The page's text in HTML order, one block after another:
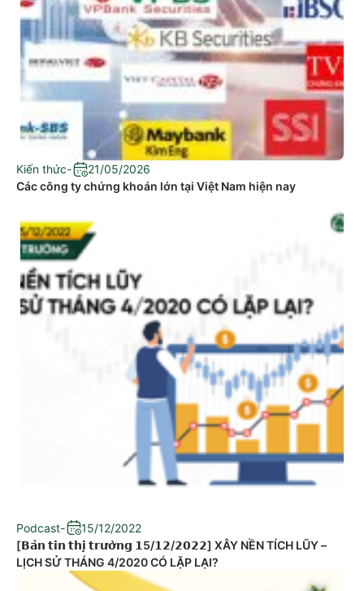
Kiến thức-
21/05/2026
Các công ty chứng khoán lớn tại Việt Nam hiện nay
Podcast-
15/12/2022
[𝗕𝗮̉𝗻 𝘁𝗶𝗻 𝘁𝗵𝗶̣ 𝘁𝗿𝘂̛𝗼̛̀𝗻𝗴 𝟭5/𝟭𝟮/𝟮𝟬𝟮𝟮] XÂY NỀN TÍCH LŨY –
LỊCH SỬ THÁNG 4/2020 CÓ LẶP LẠI?